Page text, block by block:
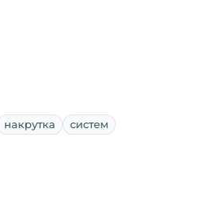
накрутка систем